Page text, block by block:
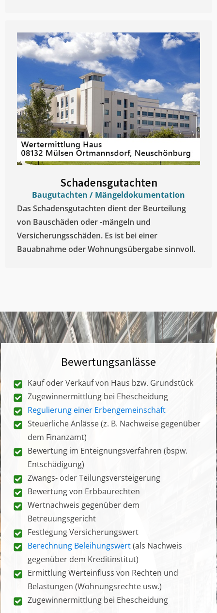
Schadensgutachten
Baugutachten / Mängeldokumentation
Das Schadensgutachten dient der Beurteilung
von Bauschäden oder -mängeln und
Versicherungsschäden. Es ist bei einer
Bauabnahme oder Wohnungsübergabe sinnvoll.
Bewertungsanlässe
Kauf oder Verkauf von Haus bzw. Grundstück
Zugewinnermittlung bei Ehescheidung
Regulierung einer Erbengemeinschaft
Steuerliche Anlässe (z. B. Nachweise gegenüber
dem Finanzamt)
Bewertung im Enteignungsverfahren (bspw.
Entschädigung)
Zwangs- oder Teilungsversteigerung
Bewertung von Erbbaurechten
Wertnachweis gegenüber dem
Betreuungsgericht
Festlegung Versicherungswert
Berechnung Beleihungswert(als Nachweis
gegenüber dem Kreditinstitut)
Ermittlung Werteinfluss von Rechten und
Belastungen (Wohnungsrechte usw.)
Zugewinnermittlung bei Ehescheidung